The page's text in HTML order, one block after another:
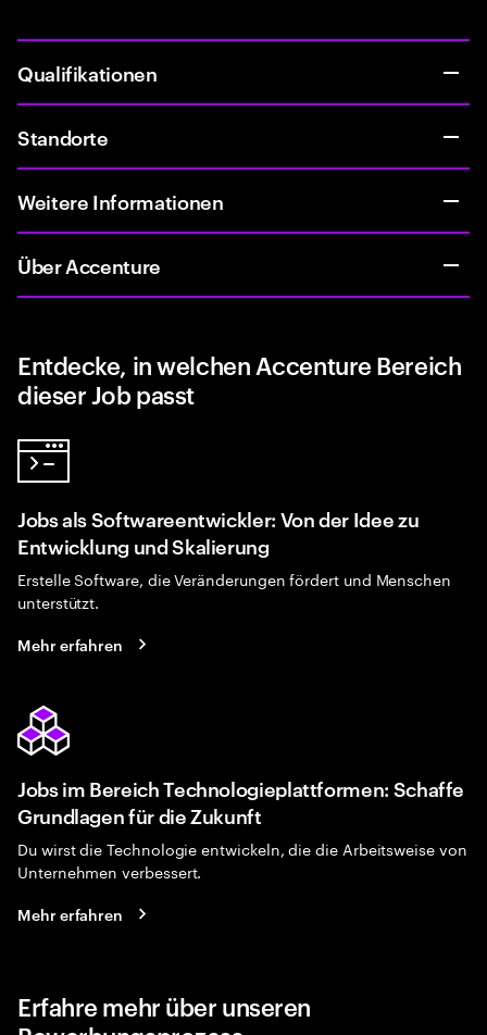
Qualifikationen
Standorte
Weitere Informationen
Über Accenture
Entdecke, in welchen Accenture Bereich
dieser Job passt
Jobs als Softwareentwickler: Von der Idee zu
Entwicklung und Skalierung
Erstelle Software, die Veränderungen fördert und Menschen
unterstützt.
Mehr erfahren
Jobs im Bereich Technologieplattformen: Schaffe
Grundlagen für die Zukunft
Du wirst die Technologie entwickeln, die die Arbeitsweise von
Unternehmen verbessert.
Mehr erfahren
Erfahre mehr über unseren